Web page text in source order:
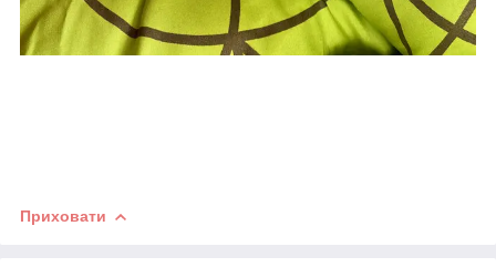
Приховати